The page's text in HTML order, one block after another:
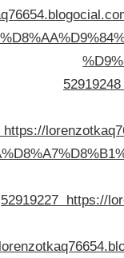
52919248
https://
52919227 https://